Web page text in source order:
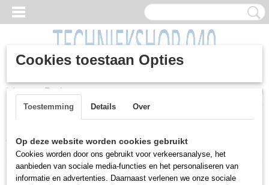
Inloggen Registreren
Home >Machines> Lasapparaten>Puntlasmachine, Aarding,
WP63RLK, 400 volt, waterkoeling
Cookies toestaan Opties
Toestemming Details Over
Op deze website worden cookies gebruikt
Cookies worden door ons gebruikt voor verkeersanalyse, het
aanbieden van sociale media-functies en het personaliseren van
informatie en advertenties. Daarnaast verlenen we onze sociale